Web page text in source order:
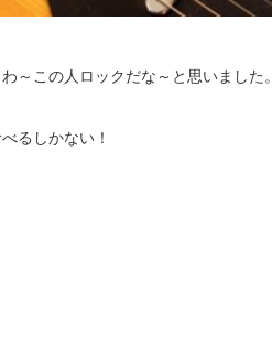
～この人ロックだな～と思いました。
るしかない！